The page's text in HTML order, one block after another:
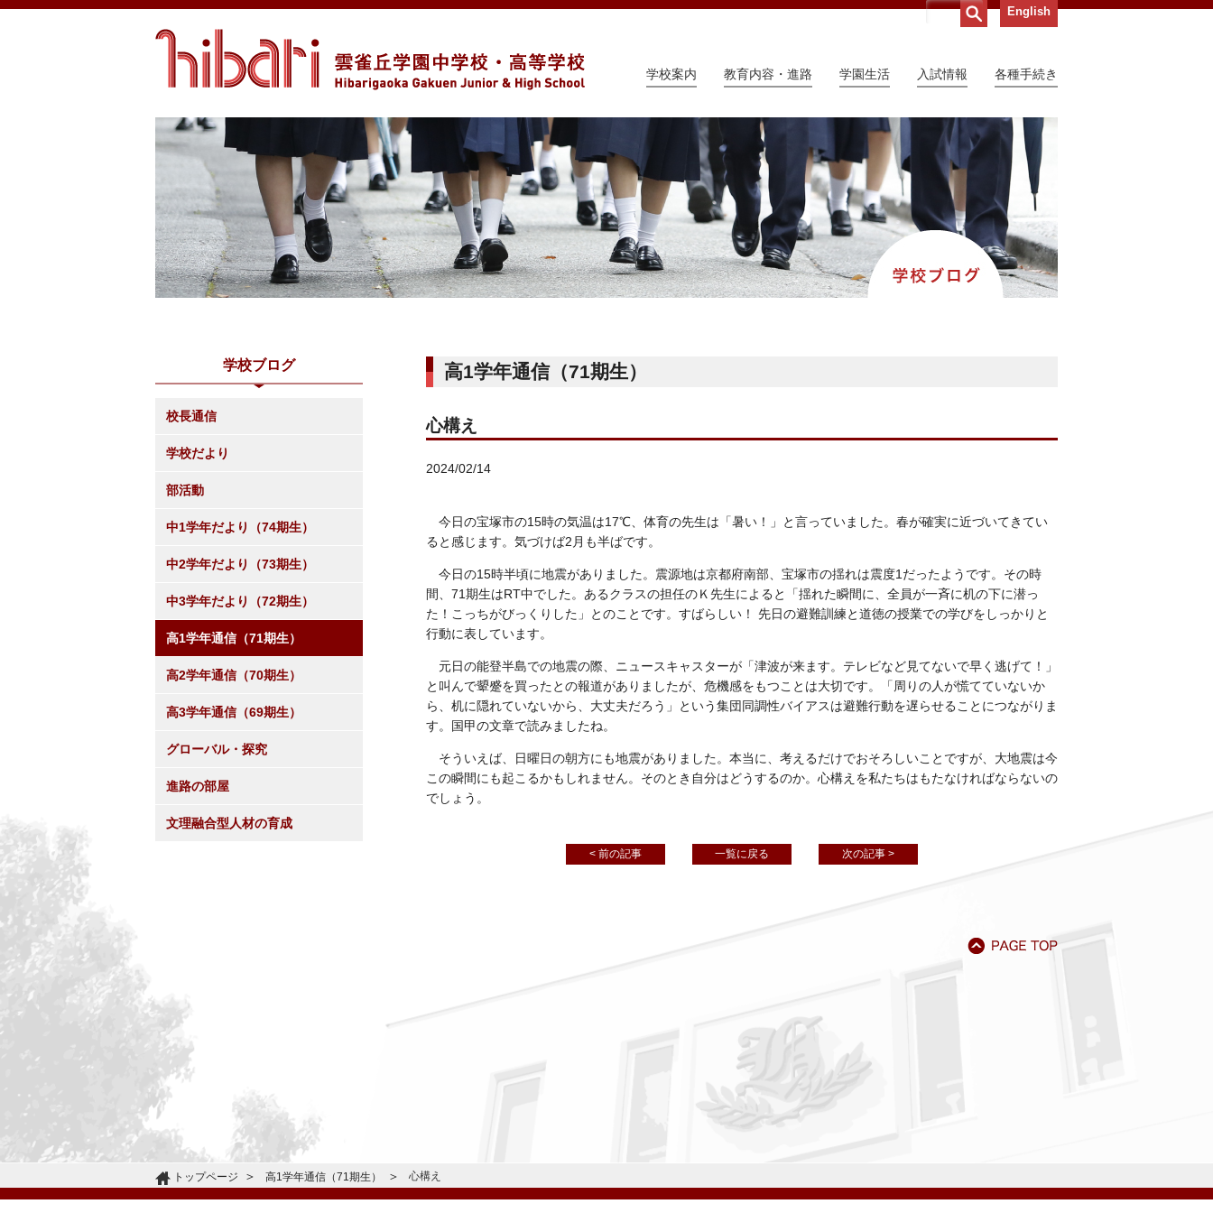
English
学校案内 教育内容・進路 学園生活 入試情報 各種手続き
高1学年通信（71期生）
心構え
2024/02/14
今日の宝塚市の15時の気温は17℃、体育の先生は「暑い！」と言っていました。春が確実に近づいてきてい
ると感じます。気づけば2月も半ばです。
今日の15時半頃に地震がありました。震源地は京都府南部、宝塚市の揺れは震度1だったようです。その時
間、71期生はRT中でした。あるクラスの担任のＫ先生によると「揺れた瞬間に、全員が一斉に机の下に潜っ
た！こっちがびっくりした」とのことです。すばらしい！ 先日の避難訓練と道徳の授業での学びをしっかりと
行動に表しています。
元日の能登半島での地震の際、ニュースキャスターが「津波が来ます。テレビなど見てないで早く逃げて！」
と叫んで顰蹙を買ったとの報道がありましたが、危機感をもつことは大切です。「周りの人が慌てていないか
ら、机に隠れていないから、大丈夫だろう」という集団同調性バイアスは避難行動を遅らせることにつながりま
す。国甲の文章で読みましたね。
そういえば、日曜日の朝方にも地震がありました。本当に、考えるだけでおそろしいことですが、大地震は今
この瞬間にも起こるかもしれません。そのとき自分はどうするのか。心構えを私たちはもたなければならないの
でしょう。
< 前の記事 一覧に戻る 次の記事 >
学校ブログ
校長通信
学校だより
部活動
中1学年だより（74期生）
中2学年だより（73期生）
中3学年だより（72期生）
高1学年通信（71期生）
高2学年通信（70期生）
高3学年通信（69期生）
グローバル・探究
進路の部屋
文理融合型人材の育成
トップページ 高1学年通信（71期生） 心構え